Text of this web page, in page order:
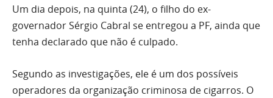
Um dia depois, na quinta (24), o filho do ex-
governador Sérgio Cabral se entregou a PF, ainda que
tenha declarado que não é culpado.
Segundo as investigações, ele é um dos possíveis
operadores da organização criminosa de cigarros. O